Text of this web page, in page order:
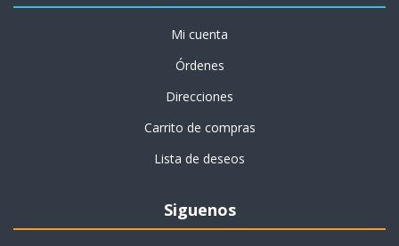
Mi cuenta
Órdenes
Direcciones
Carrito de compras
Lista de deseos
Siguenos